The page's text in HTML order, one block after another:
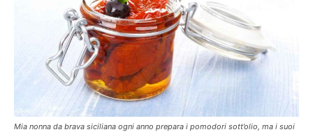
Mia nonna da brava siciliana ogni anno prepara i pomodori sott’olio, ma i suoi